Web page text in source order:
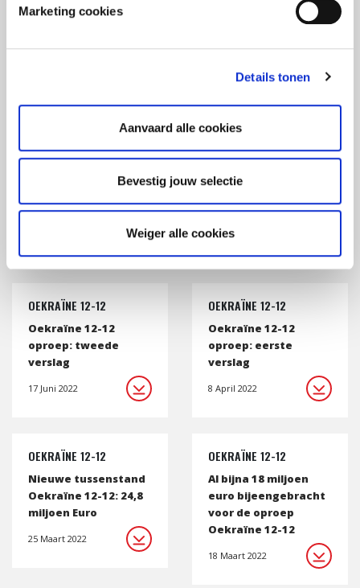
Marketing cookies
Details tonen
Aanvaard alle cookies
Bevestig jouw selectie
Weiger alle cookies
6,4 miljoen euro reeds
17 Februari 2023
AARDBEVING SYRIË -
TURKIJE
AARDBEVINGEN SYRIË -
TURKIJE
NGOs worden
9 Februari 2023
OEKRAÏNE 12-12
Oekraïne 12-12
oproep: tweede
verslag
17 Juni 2022
OEKRAÏNE 12-12
Oekraïne 12-12
oproep: eerste
verslag
8 April 2022
OEKRAÏNE 12-12
Nieuwe tussenstand
Oekraïne 12-12: 24,8
miljoen Euro
25 Maart 2022
OEKRAÏNE 12-12
Al bijna 18 miljoen
euro bijeengebracht
voor de oproep
Oekraïne 12-12
18 Maart 2022